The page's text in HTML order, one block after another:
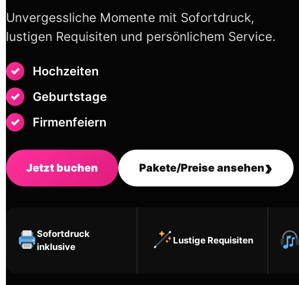
Unvergessliche Momente mit Sofortdruck,
lustigen Requisiten und persönlichem Service.
Hochzeiten
Geburtstage
Firmenfeiern
Jetzt buchen Pakete/Preise ansehen›
Sofortdruck
inklusive
Lustige Requisiten